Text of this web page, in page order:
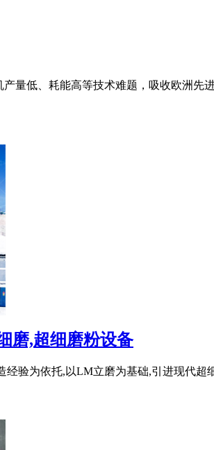
量低、耗能高等技术难题，吸收欧洲
磨,超细磨粉设备
验为依托,以LM立磨为基础,引进现代